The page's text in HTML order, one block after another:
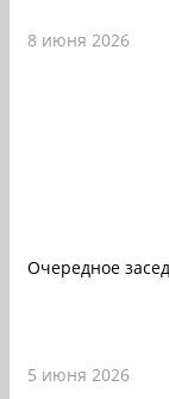
8 июня 2026
Очередное
5 июня 2026